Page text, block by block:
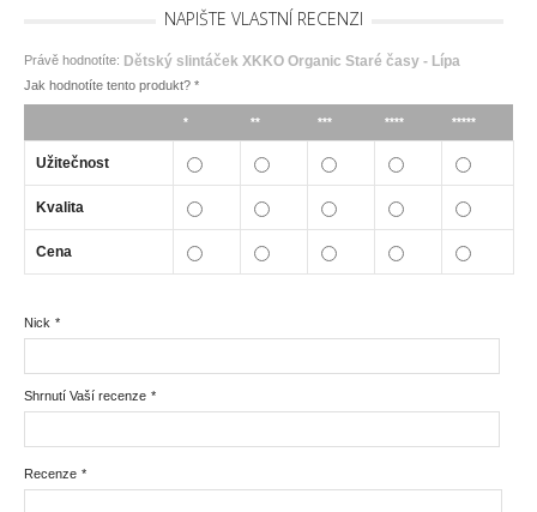
NAPIŠTE VLASTNÍ RECENZI
Právě hodnotíte: Dětský slintáček XKKO Organic Staré časy - Lípa
Jak hodnotíte tento produkt? *
* ** *** **** *****
Užitečnost
Kvalita
Cena
*
Nick
*
Shrnutí Vaší recenze
*
Recenze